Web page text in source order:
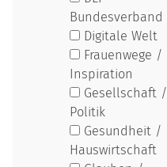
Bundesverband
Digitale Welt
Frauenwege /
Inspiration
Gesellschaft /
Politik
Gesundheit /
Hauswirtschaft